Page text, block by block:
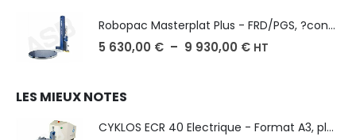
Robopac Masterplat Plus - FRD/PGS, ?conomie et performance
5 630,00 € – 9 930,00 € HT
LES MIEUX NOTES
CYKLOS ECR 40 Electrique - Format A3, plusieurs unités coupe